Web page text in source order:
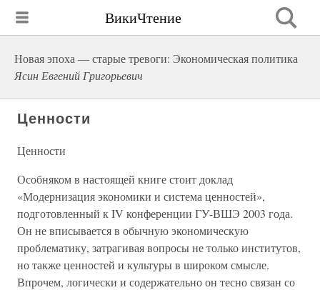
ВикиЧтение
Новая эпоха — старые тревоги: Экономическая политика
Ясин Евгений Григорьевич
Ценности
Ценности
Особняком в настоящей книге стоит доклад
«Модернизация экономики и система ценностей»,
подготовленный к IV конференции ГУ-ВШЭ 2003 года.
Он не вписывается в обычную экономическую
проблематику, затрагивая вопросы не только институтов,
но также ценностей и культуры в широком смысле.
Впрочем, логически и содержательно он тесно связан со